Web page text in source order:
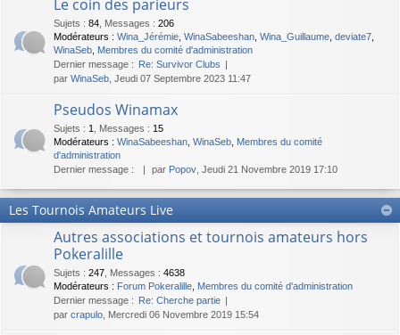
Le coin des parieurs
Sujets : 84 Messages : 206
Modérateurs : Wina_Jérémie WinaSabeeshan Wina_Guillaume deviate7
WinaSeb Membres du comité d'administration
Dernier message : Re: Survivor Clubs
par WinaSeb , Jeudi 07 Septembre 2023 11:47
Pseudos Winamax
Sujets : 1 Messages : 15
Modérateurs : WinaSabeeshan WinaSeb Membres du comité
d'administration
Dernier message :
par Popov , Jeudi 21 Novembre 2019 17:10
Les Tournois Amateurs Live
Autres associations et tournois amateurs hors
Pokeralille
Sujets : 247 Messages : 4638
Modérateurs : Forum Pokeralille Membres du comité d'administration
Dernier message : Re: Cherche partie
par crapulo , Mercredi 06 Novembre 2019 15:54